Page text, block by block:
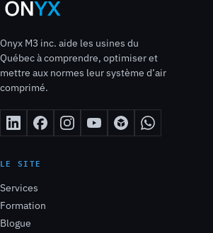
Onyx M3 inc. aide les usines du
Québec à comprendre, optimiser et
mettre aux normes leur système d’air
comprimé.
LE SITE
Services
Formation
Blogue